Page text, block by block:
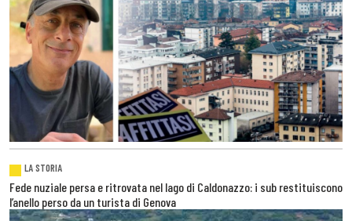
LA STORIA
Fede nuziale persa e ritrovata nel lago di Caldonazzo: i sub restituiscono
l’anello perso da un turista di Genova